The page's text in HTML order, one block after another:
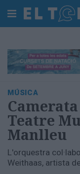
Cerca
Portada
Societat
Política
Municipal
Economia
empresa
Cultura
MÚSICA
Teatre
Manlleu
L'orquestra
Weithaas, artista